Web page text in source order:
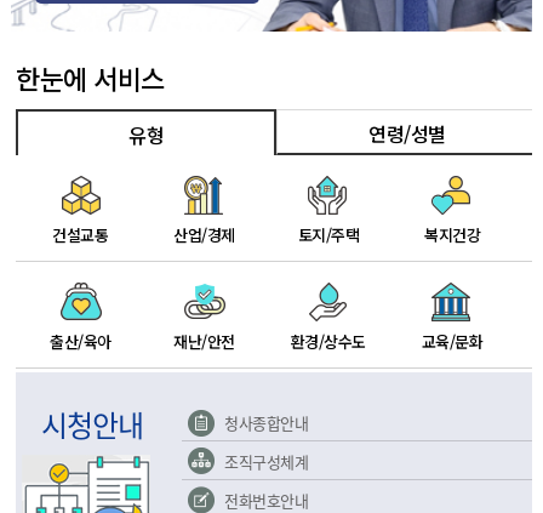
한눈에 서비스
유형
건설교통 산업/경제 토지/주택 복지건강
출산/육아 재난/안전 환경/상수도 교육/문화
연령/성별
시청안내
청사종합안내
조직구성체계
전화번호안내